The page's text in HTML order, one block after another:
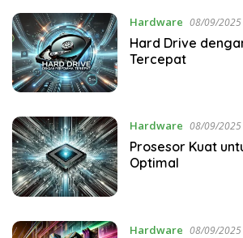
Hardware 08/09/2025
Hard Drive
Tercepat
Hardware 08/09/2025
Prosesor Kuat
Optimal
Hardware 08/09/2025